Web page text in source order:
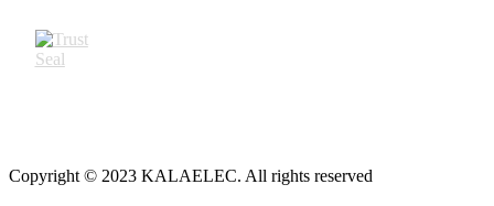
Copyright © 2023 KALAELEC. All rights reserved